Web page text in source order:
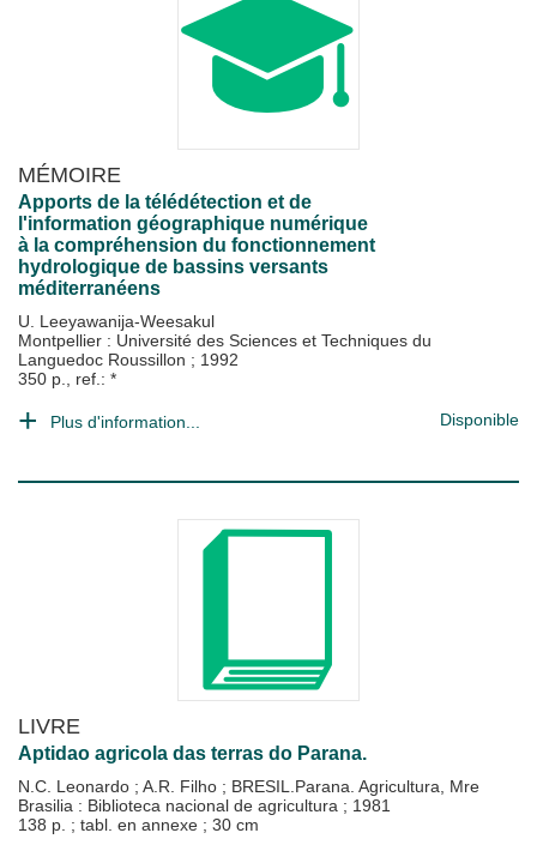
MÉMOIRE
Apports de la télédétection et de
l'information géographique numérique
à la compréhension du fonctionnement
hydrologique de bassins versants
méditerranéens
U. Leeyawanija-Weesakul
Montpellier : Université des Sciences et Techniques du
Languedoc Roussillon ; 1992
350 p., ref.: *
Plus d'information... Disponible
LIVRE
Aptidao agricola das terras do Parana.
N.C. Leonardo ; A.R. Filho ; BRESIL.Parana. Agricultura, Mre
Brasilia : Biblioteca nacional de agricultura ; 1981
138 p. ; tabl. en annexe ; 30 cm